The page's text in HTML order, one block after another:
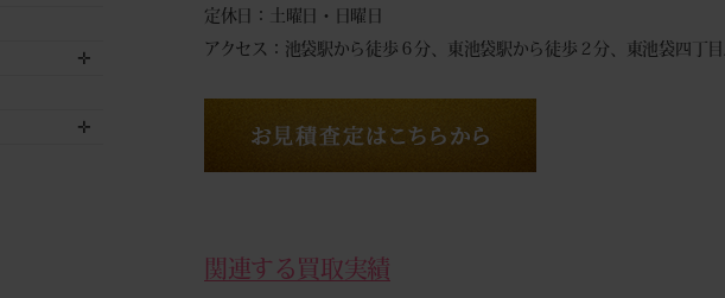
定休日：土曜日・日曜日
アクセス：池袋駅から徒歩６分、東池袋駅から徒歩２分、東池袋四丁
関連する買取実績
✛
✛